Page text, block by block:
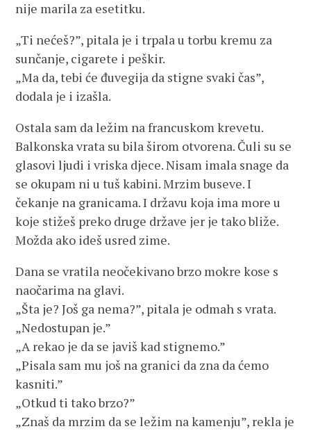
nije marila za esetitku.
„Ti nećeš?”, pitala je i trpala u torbu kremu za
sunčanje, cigarete i peškir.
„Ma da, tebi će đuvegija da stigne svaki čas”,
dodala je i izašla.
Ostala sam da ležim na francuskom krevetu.
Balkonska vrata su bila širom otvorena. Čuli su se
glasovi ljudi i vriska djece. Nisam imala snage da
se okupam ni u tuš kabini. Mrzim buseve. I
čekanje na granicama. I državu koja ima more u
koje stižeš preko druge države jer je tako bliže.
Možda ako ideš usred zime.
Dana se vratila neočekivano brzo mokre kose s
naočarima na glavi.
„Šta je? Još ga nema?”, pitala je odmah s vrata.
„Nedostupan je.”
„A rekao je da se javiš kad stignemo.”
„Pisala sam mu još na granici da zna da ćemo
kasniti.”
„Otkud ti tako brzo?”
„Znaš da mrzim da se ležim na kamenju”, rekla je